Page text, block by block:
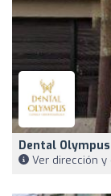
Dental Olympus
Ver dirección